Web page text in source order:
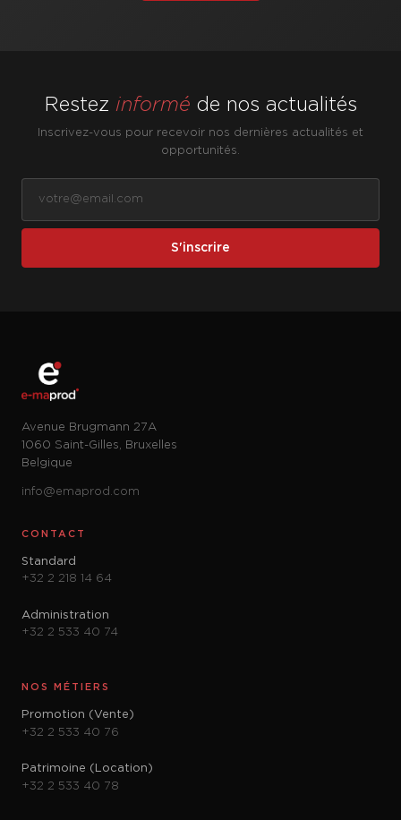
Restez informé de nos actualités
Inscrivez-vous pour recevoir nos dernières actualités et
opportunités.
S'inscrire
Avenue Brugmann 27A
1060 Saint-Gilles, Bruxelles
Belgique
info@emaprod.com
CONTACT
Standard
+32 2 218 14 64
Administration
+32 2 533 40 74
NOS MÉTIERS
Promotion (Vente)
+32 2 533 40 76
Patrimoine (Location)
+32 2 533 40 78